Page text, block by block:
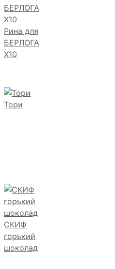
Рина для
БЕРЛОГА
Х10
Тори
СКИФ
горький
шоколад